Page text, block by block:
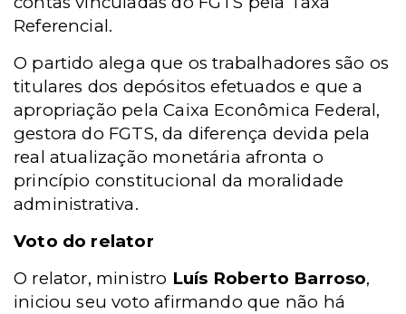
Referencial.
O partido alega que os trabalhadores são os
titulares dos depósitos efetuados e que a
apropriação pela Caixa Econômica Federal,
gestora do FGTS, da diferença devida pela
real atualização monetária afronta o
princípio constitucional da moralidade
administrativa.
Voto do relator
O relator, ministro Luís Roberto Barroso,
iniciou seu voto afirmando que não há